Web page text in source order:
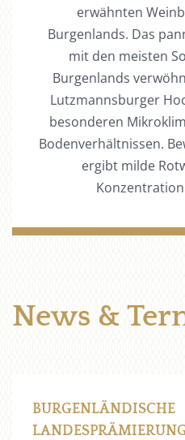
erwähnten
Burgenlands. Das
mit den meisten
Burgenlands
Lutzmannsburger
besonderen
Bodenverhältnissen.
ergibt milde
News &
BURGENLÄNDISCHE